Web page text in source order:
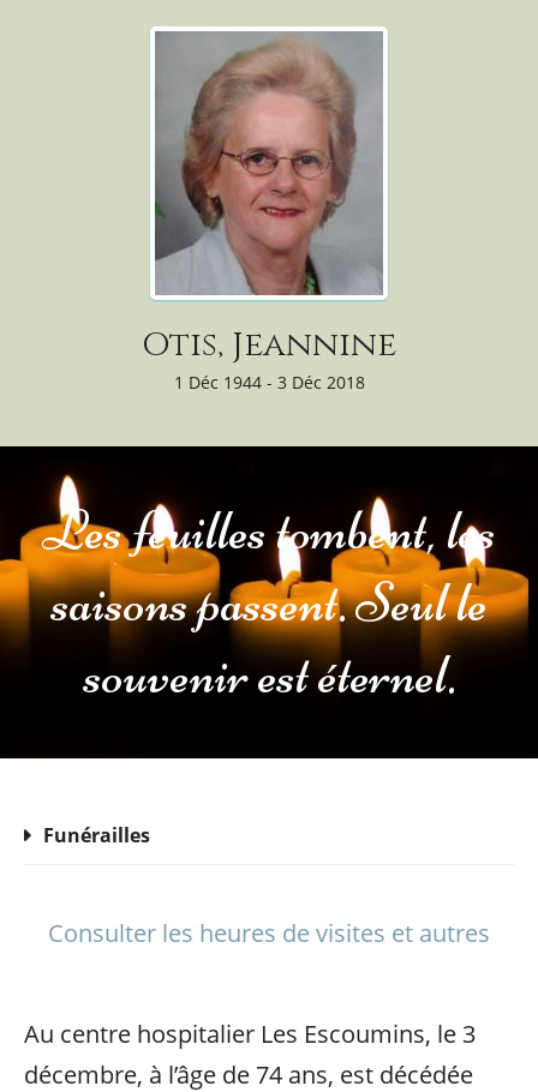
Otis, Jeannine
1 Déc 1944 - 3 Déc 2018
Les feuilles tombent, les
saisons passent. Seul le
souvenir est éternel.
Funérailles
Consulter les heures de visites et autres
Au centre hospitalier Les Escoumins, le 3
décembre, à l’âge de 74 ans, est décédée